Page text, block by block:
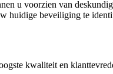
u voorzien van
huidige beveiliging te
kwaliteit en